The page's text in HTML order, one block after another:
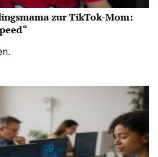
zur TikTok-Mom: